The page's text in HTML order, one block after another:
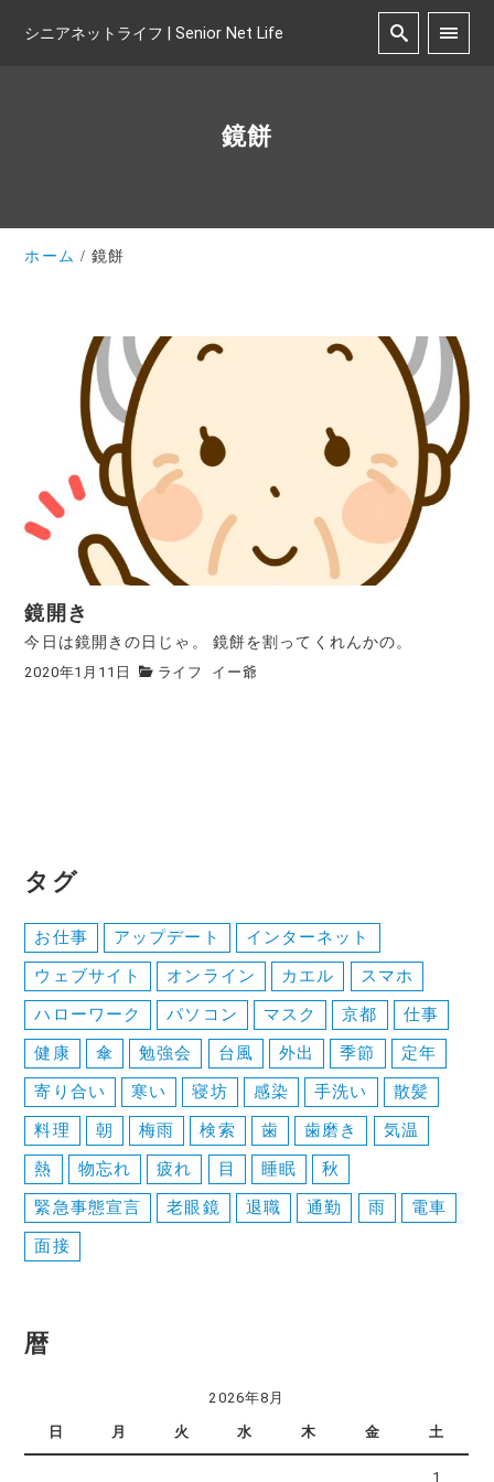
シニアネットライフ | Senior Net Life
鏡餅
ホーム 鏡餅
鏡開き
今日は鏡開きの日じゃ。 鏡餅を割ってくれんかの。
2020年1月11日 ライフ イー爺
タグ
お仕事 アップデート
インターネット
ウェブサイト
オンライン カエル
スマホ
ハローワーク
パソコン マスク 京都
仕事
健康
傘 勉強会 台風 外出 季節
定年
寄り合い
寒い 寝坊 感染 手洗い
散髪
料理
朝 梅雨 検索 歯 歯磨き
気温
熱
物忘れ 疲れ 目 睡眠
秋
緊急事態宣言
老眼鏡 退職 通勤 雨
電車
面接
暦
2026年8月
日 月 火 水 木 金 土
1